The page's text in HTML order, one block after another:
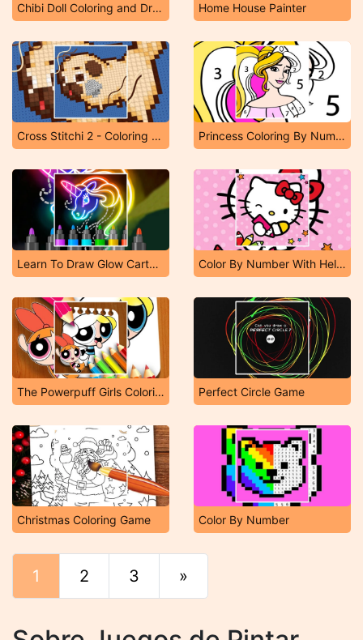
Chibi Doll Coloring and Dress up Home House Painter
Cross Stitchi 2 - Coloring Book 1 Princess Coloring By Number
Learn To Draw Glow Cartoon Color By Number With Hello Kitty
The Powerpuff Girls Coloring Book Perfect Circle Game
Christmas Coloring Game Color By Number
1 2 3 »